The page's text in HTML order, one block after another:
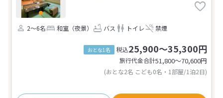
2～6名 和室（夜景） バス トイレ 禁煙
おとな1名 税込25,900～35,300円
旅行代金合計51,800〜70,600円
(おとな2名 こども0名・1部屋/1泊2日)